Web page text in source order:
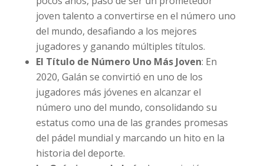
joven talento a convertirse en el número uno
del mundo, desafiando a los mejores
jugadores y ganando múltiples títulos.
El Título de Número Uno Más Joven: En
2020, Galán se convirtió en uno de los
jugadores más jóvenes en alcanzar el
número uno del mundo, consolidando su
estatus como una de las grandes promesas
del pádel mundial y marcando un hito en la
historia del deporte.